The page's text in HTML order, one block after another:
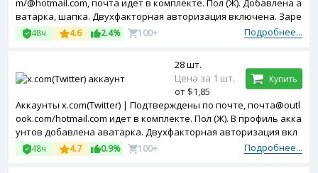
m/@hotmail.com, почта идет в комплекте. Пол (Ж). Добавлена а
ватарка, шапка. Двухфакторная авторизация включена. Заре
гистрированы с USA ip.
Подробнее...
48ч 4.6 2.4% 100+
Аккаунты x.com(Twitter) | Подтверждены по почте, почта@outl
ook.com/hotmail.com идет в комплекте. Пол (Ж). В профиль акка
унтов добавлена аватарка. Двухфакторная авторизация вкл
ючена. Cookies в комплекте. Зарегистрированы с USA ip.
Подробнее...
48ч 4.7 0.9% 100+
28 шт.
Цена за 1 шт.
от $1,85
Купить